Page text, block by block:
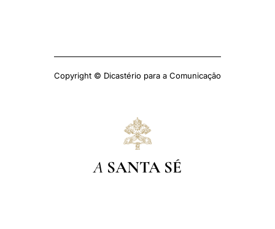
Copyright © Dicastério para a Comunicação
A SANTA SÉ